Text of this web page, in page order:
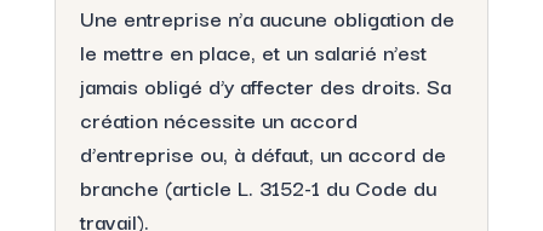
Une entreprise n’a aucune obligation de
le mettre en place, et un salarié n’est
jamais obligé d’y affecter des droits. Sa
création nécessite un accord
d’entreprise ou, à défaut, un accord de
branche (article L. 3152-1 du Code du
travail).